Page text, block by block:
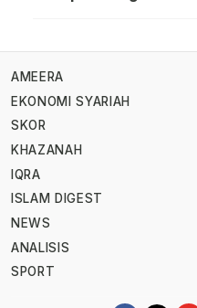
AMEERA
EKONOMI SYARIAH
SKOR
KHAZANAH
IQRA
ISLAM DIGEST
NEWS
ANALISIS
SPORT